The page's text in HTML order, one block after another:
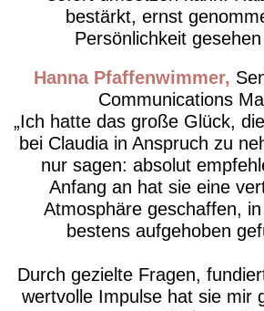
bestärkt, ernst
Persönlichkeit
Hanna Pfaffenwimmer
Communications
Ich hatte das große Glück,
bei Claudia in Anspruch zu
nur sagen: absolut
Anfang an hat sie eine
Atmosphäre geschaffen,
bestens aufgehoben
Durch gezielte Fragen,
wertvolle Impulse hat sie mir